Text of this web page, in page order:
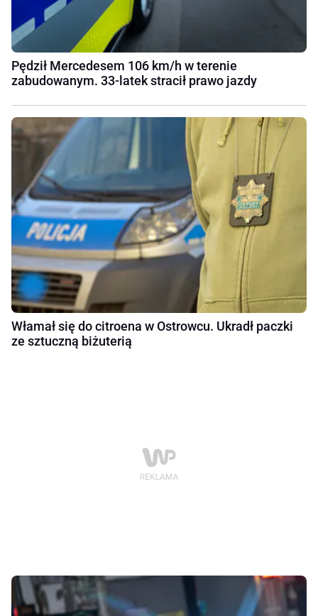
Pędził Mercedesem 106 km/h w terenie
zabudowanym. 33-latek stracił prawo jazdy
Włamał się do citroena w Ostrowcu. Ukradł paczki
ze sztuczną biżuterią